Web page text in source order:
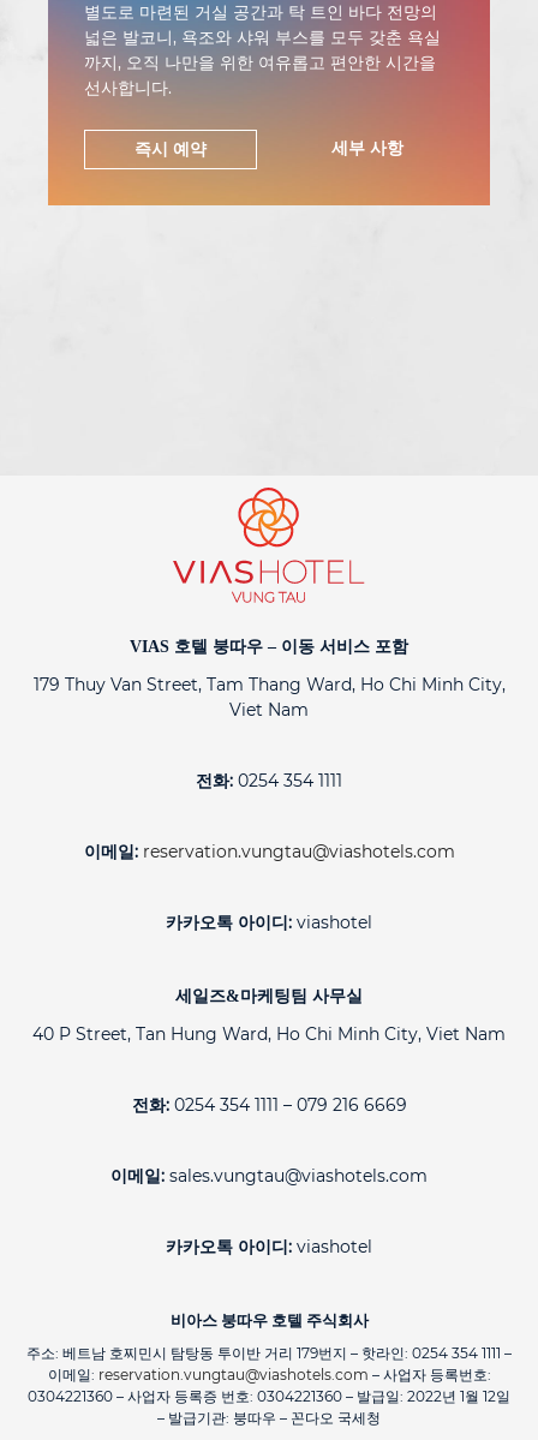
별도로 마련된 거실 공간과 탁 트인 바다 전망의
넓은 발코니, 욕조와 샤워 부스를 모두 갖춘 욕실
까지, 오직 나만을 위한 여유롭고 편안한 시간을
선사합니다.
즉시 예약 세부 사항
VIAS 호텔 붕따우 – 이동 서비스 포함
179 Thuy Van Street, Tam Thang Ward, Ho Chi Minh City,
Viet Nam
전화: 0254 354 1111
이메일: reservation.vungtau@viashotels.com
카카오톡 아이디: viashotel
세일즈&마케팅팀 사무실
40 P Street, Tan Hung Ward, Ho Chi Minh City, Viet Nam
전화:0254 354 1111 – 079 216 6669
이메일: sales.vungtau@viashotels.com
카카오톡 아이디: viashotel
비아스 붕따우 호텔 주식회사
주소: 베트남 호찌민시 탐탕동 투이반 거리 179번지 – 핫라인: 0254 354 1111 –
이메일: reservation.vungtau@viashotels.com – 사업자 등록번호:
0304221360 – 사업자 등록증 번호: 0304221360 – 발급일: 2022년 1월 12일
– 발급기관: 붕따우 – 꼰다오 국세청